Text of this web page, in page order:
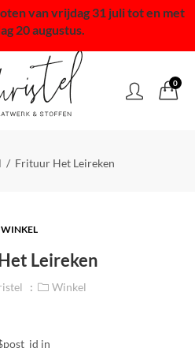
van vrijdag 31 juli tot en met
20 augustus.
0
Frituur Het Leireken
WINKEL
Leireken
Winkel
in